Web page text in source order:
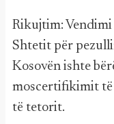
Rikujtim:
Shtetit për
Kosovën ishte
moscertifikimit të
të tetorit.